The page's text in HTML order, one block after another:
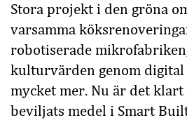
Stora projekt i den gröna
varsamma
robotiserade
kulturvärden genom
mycket mer. Nu är det
beviljats medel i Smart